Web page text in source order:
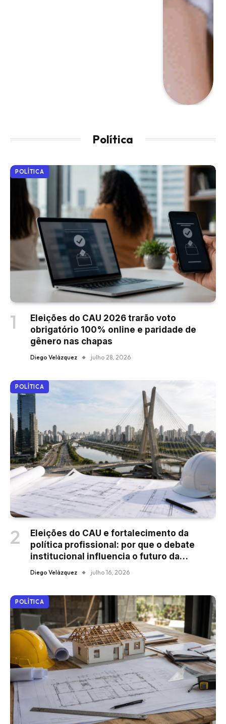
Política
POLÍTICA
Eleições do CAU 2026 trarão voto
obrigatório 100% online e paridade de
gênero nas chapas
Diego Velázquez julho 28, 2026
POLÍTICA
Eleições do CAU e fortalecimento da
política profissional: por que o debate
institucional influencia o futuro da
arquitetura brasileira
Diego Velázquez julho 16, 2026
POLÍTICA